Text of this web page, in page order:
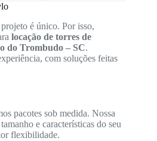
é único. Por isso,
locação de torres de
do Trombudo – SC.
com soluções feitas
pacotes sob medida. Nossa
e características do seu
flexibilidade.